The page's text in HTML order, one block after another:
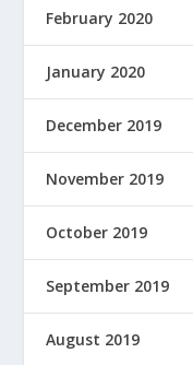
February 2020
January 2020
December 2019
November 2019
October 2019
September 2019
August 2019